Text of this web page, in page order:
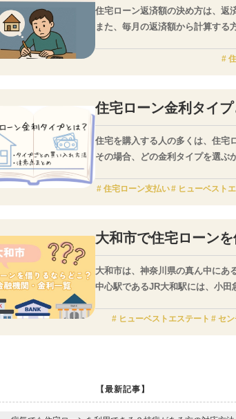
住宅ローン返済額の決め方は、返
また、毎月の返済額から計算する
住宅ローン金利タイ
住宅を購入する人の多くは、住宅
その場合、どの金利タイプを選ぶ
住宅ローン支払い ヒューベスト
大和市で住宅ローン
大和市は、神奈川県の真ん中にあ
中心駅であるJR大和駅には、小
今回は、大和市に店舗を持つお
ヒューベストエステート セ
【最新記事】